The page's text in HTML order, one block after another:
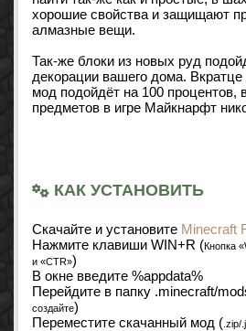
хорошие свойства и защищают
алмазные вещи.
Так-же блоки из новых руд
декорации вашего дома. Вкратце
мод подойдёт на 100 процентов,
предметов в игре Майкнарфт
КАК УСТАНОВИТЬ
Cкачайте и установите Minecraft
Нажмите клавиши WIN+R (Кнопка
и «CTR»)
В окне введите %appdata%
Перейдите в папку .minecraft/
создайте)
Переместите скачанный мод ( .zip/